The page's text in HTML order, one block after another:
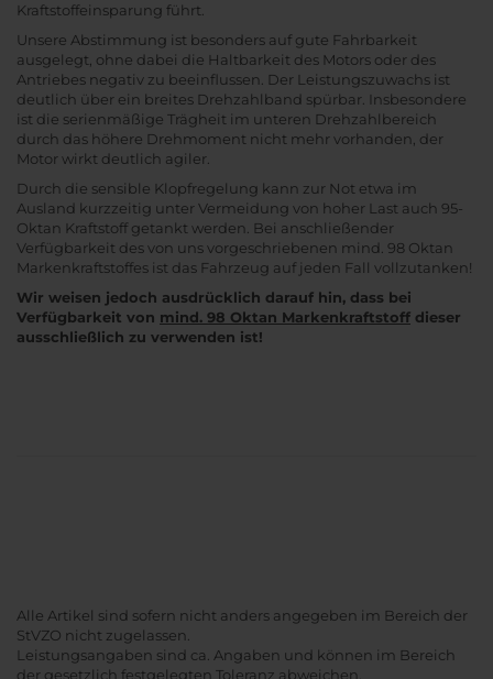
Kraftstoffeinsparung führt.
Unsere Abstimmung ist besonders auf gute Fahrbarkeit
ausgelegt, ohne dabei die Haltbarkeit des Motors oder des
Antriebes negativ zu beeinflussen. Der Leistungszuwachs ist
deutlich über ein breites Drehzahlband spürbar. Insbesondere
ist die serienmäßige Trägheit im unteren Drehzahlbereich
durch das höhere Drehmoment nicht mehr vorhanden, der
Motor wirkt deutlich agiler.
Durch die sensible Klopfregelung kann zur Not etwa im
Ausland kurzzeitig unter Vermeidung von hoher Last auch 95-
Oktan Kraftstoff getankt werden. Bei anschließender
Verfügbarkeit des von uns vorgeschriebenen mind. 98 Oktan
Markenkraftstoffes ist das Fahrzeug auf jeden Fall vollzutanken!
Wir weisen jedoch ausdrücklich darauf hin, dass bei
Verfügbarkeit von mind. 98 Oktan Markenkraftstoff dieser
ausschließlich zu verwenden ist!
Alle Artikel sind sofern nicht anders angegeben im Bereich der
StVZO nicht zugelassen.
Leistungsangaben sind ca. Angaben und können im Bereich
der gesetzlich festgelegten Toleranz abweichen.